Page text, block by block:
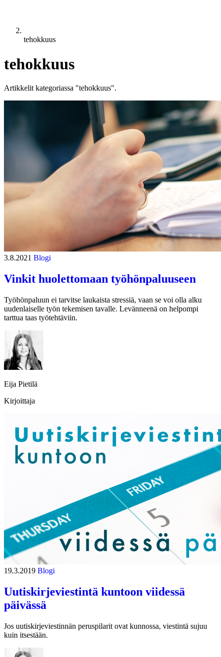
tehokkuus
tehokkuus
Artikkelit kategoriassa "tehokkuus".
3.8.2021 Blogi
Vinkit huolettomaan työhönpaluuseen
Työhönpaluun ei tarvitse laukaista stressiä, vaan se voi olla alku
uudenlaiselle työn tekemisen tavalle. Levänneenä on helpompi
tarttua taas työtehtäviin.
Eija Pietilä
Kirjoittaja
19.3.2019 Blogi
Uutiskirjeviestintä kuntoon viidessä
päivässä
Jos uutiskirjeviestinnän peruspilarit ovat kunnossa, viestintä sujuu
kuin itsestään.